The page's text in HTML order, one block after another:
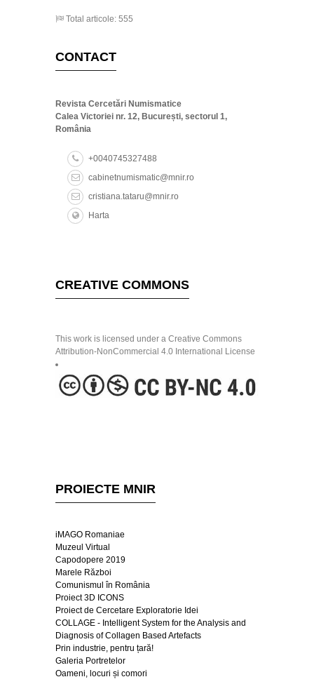
Total articole: 555
CONTACT
Revista Cercetări Numismatice
Calea Victoriei nr. 12, București, sectorul 1,
România
+0040745327488
cabinetnumismatic@mnir.ro
cristiana.tataru@mnir.ro
Harta
CREATIVE COMMONS
This work is licensed under a Creative Commons
Attribution-NonCommercial 4.0 International License
PROIECTE MNIR
iMAGO Romaniae
Muzeul Virtual
Capodopere 2019
Marele Război
Comunismul în România
Proiect 3D ICONS
Proiect de Cercetare Exploratorie Idei
COLLAGE - Intelligent System for the Analysis and
Diagnosis of Collagen Based Artefacts
Prin industrie, pentru țară!
Galeria Portretelor
Oameni, locuri și comori